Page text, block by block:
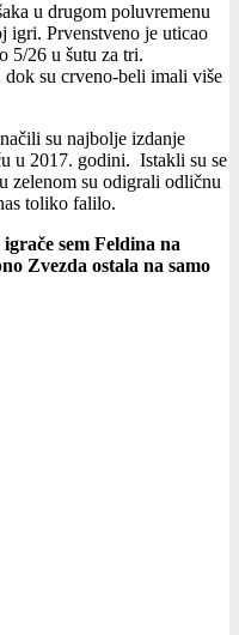
u drugom poluvremenu
igri. Prvenstveno je uticao
5/26 u šutu za tri.
su crveno-beli imali više
su najbolje izdanje
u 2017. godini. Istakli su se
zelenom su odigrali odličnu
toliko falilo.
sem Feldina na
Zvezda ostala na samo